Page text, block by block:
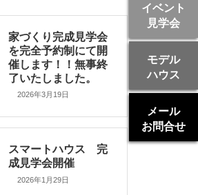
家づくり完成見学会
を完全予約制にて開
催します！！無事終
了いたしました。
2026年3月19日
スマートハウス 完
成見学会開催
2026年1月29日
イベント
見学会
モデル
ハウス
メール
お問合せ